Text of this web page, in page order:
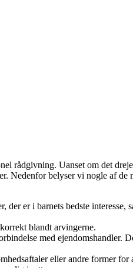
rådgivning. Uanset om det
Nedenfor belyser vi nogle af de
er i barnets bedste interesse,
blandt arvingerne.
med ejendomshandler.
eller andre former for